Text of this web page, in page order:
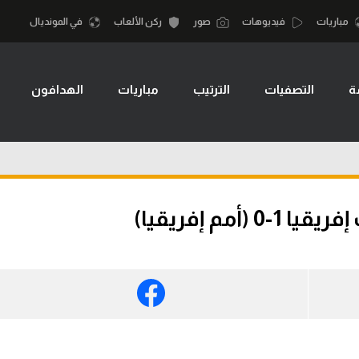
الكرة الإفريقية
سعودي في الجول
كرة السلة
كرة سلة
مباريات فيديوهات صور ركن الألعاب في المونديال
التصفيات الترتيب مباريات الهدافون
إفريقيا)